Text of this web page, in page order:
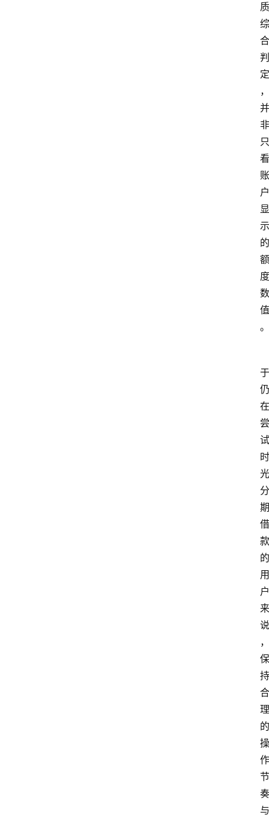
质
综
合
判
定
，
并
非
只
看
账
户
显
示
的
额
度
数
值
。
于
仍
在
尝
试
时
光
分
期
借
款
的
用
户
来
说
，
保
持
合
理
的
操
作
节
奏
与